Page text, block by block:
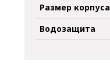
Размер корпуса
Водозащита